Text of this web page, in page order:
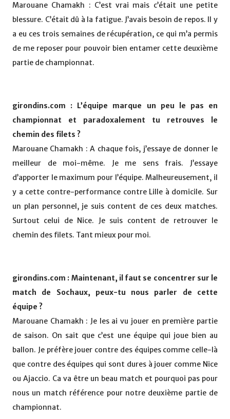
Marouane Chamakh : C’est vrai mais c’était une petite
blessure. C’était dû à la fatigue. J’avais besoin de repos. Il y
a eu ces trois semaines de récupération, ce qui m’a permis
de me reposer pour pouvoir bien entamer cette deuxième
partie de championnat.
girondins.com : L’équipe marque un peu le pas en
championnat et paradoxalement tu retrouves le
chemin des filets ?
Marouane Chamakh : A chaque fois, j’essaye de donner le
meilleur de moi-même. Je me sens frais. J’essaye
d’apporter le maximum pour l’équipe. Malheureusement, il
y a cette contre-performance contre Lille à domicile. Sur
un plan personnel, je suis content de ces deux matches.
Surtout celui de Nice. Je suis content de retrouver le
chemin des filets. Tant mieux pour moi.
girondins.com : Maintenant, il faut se concentrer sur le
match de Sochaux, peux-tu nous parler de cette
équipe ?
Marouane Chamakh : Je les ai vu jouer en première partie
de saison. On sait que c’est une équipe qui joue bien au
ballon. Je préfère jouer contre des équipes comme celle-là
que contre des équipes qui sont dures à jouer comme Nice
ou Ajaccio. Ca va être un beau match et pourquoi pas pour
nous un match référence pour notre deuxième partie de
championnat.